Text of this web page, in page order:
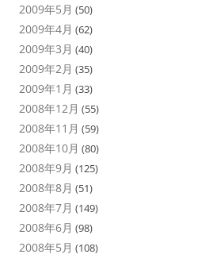
2009年5月 (50)
2009年4月 (62)
2009年3月 (40)
2009年2月 (35)
2009年1月 (33)
2008年12月 (55)
2008年11月 (59)
2008年10月 (80)
2008年9月 (125)
2008年8月 (51)
2008年7月 (149)
2008年6月 (98)
2008年5月 (108)